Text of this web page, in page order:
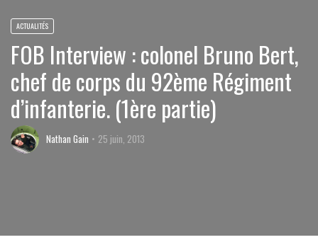
ACTUALITÉS
FOB Interview : colonel Bruno Bert,
chef de corps du 92ème Régiment
d’infanterie. (1ère partie)
Nathan Gain 25 juin, 2013